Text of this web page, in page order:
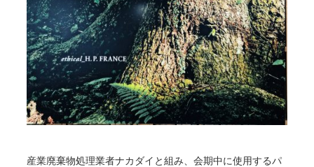
産業廃棄物処理業者ナカダイと組み、会期中に使用するパ